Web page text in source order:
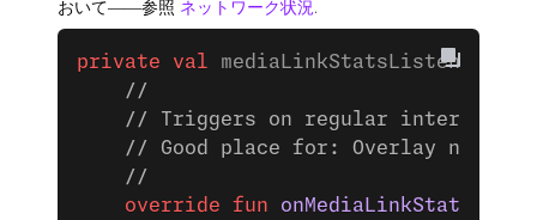
おいて――参照 ネットワーク状況.
private val mediaLinkStatsListener
    //
// Triggers on regular intervals
// Good place for: Overlay
    //
    override
fun onMediaLinkStats